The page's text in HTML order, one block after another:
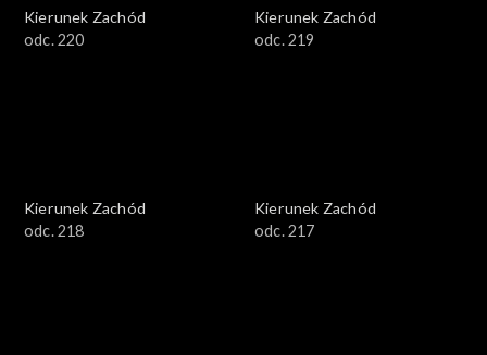
Kierunek Zachód
odc. 220
Kierunek Zachód
odc. 219
Kierunek Zachód
odc. 218
Kierunek Zachód
odc. 217